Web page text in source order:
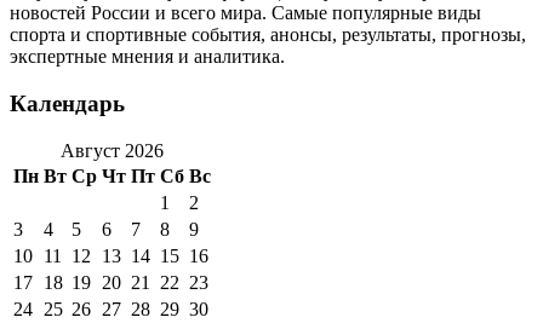
новостей России и всего мира. Самые популярные виды
спорта и спортивные события, анонсы, результаты, прогнозы,
экспертные мнения и аналитика.
Календарь
Август 2026
Пн Вт Ср Чт Пт Сб Вс
1
2
3
4 5 6 7 8
9
10 11 12 13 14 15 16
17 18 19 20 21 22 23
24 25 26 27 28 29 30